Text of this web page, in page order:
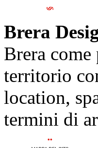
Brera
Brera
territorio
location,
termini di